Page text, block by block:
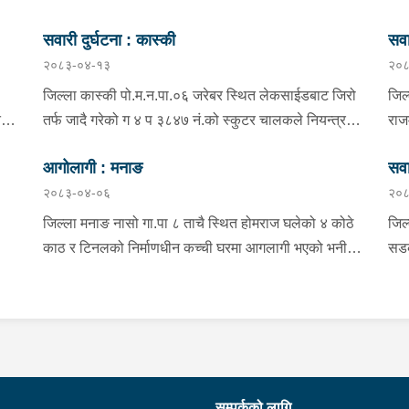
सवारी दुर्घटना : कास्की
२०८३-०४-१३
जिल्ला कास्की पो.म.न.पा.०६ जरेबर स्थित लेकसाईडबाट जिरो
तर्फ जादै गरेको ग ४ प ३८४७ नं.को स्कुटर चालकले नियन्त्रण
भई हाल पो.म.न.पा.०१ अर्चलबोट बस्ने बर्ष २४ कि शान्ति नेपाली
घाईते भई उपचारको लागि G.M.C अस्पताल पठाइएको ।
एक
आगोलागी : मनाङ
२०८३-०४-०६
जिल्ला मनाङ नासो गा.पा ८ ताचै स्थित होमराज घलेको ४ कोठे
काठ र टिनलको निर्माणधीन कच्ची घरमा आगलागी भएको भनी